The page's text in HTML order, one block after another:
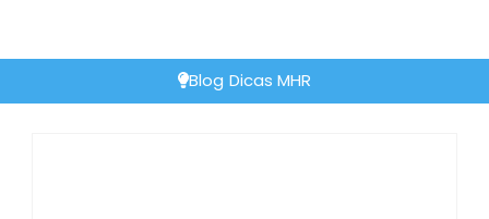
Blog Dicas MHR